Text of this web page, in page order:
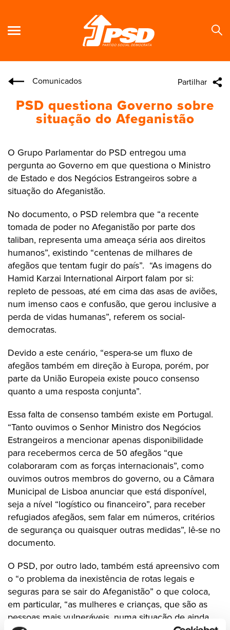
Comunicados Partilhar
PSD questiona Governo sobre
situação do Afeganistão
O Grupo Parlamentar do PSD entregou uma
pergunta ao Governo em que questiona o Ministro
de Estado e dos Negócios Estrangeiros sobre a
situação do Afeganistão.
No documento, o PSD relembra que “a recente
tomada de poder no Afeganistão por parte dos
taliban, representa uma ameaça séria aos direitos
humanos”, existindo “centenas de milhares de
afegãos que tentam fugir do país”. “As imagens do
Hamid Karzai International Airport falam por si:
repleto de pessoas, até em cima das asas de aviões,
num imenso caos e confusão, que gerou inclusive a
perda de vidas humanas”, referem os social-
democratas.
Devido a este cenário, “espera-se um fluxo de
afegãos também em direção à Europa, porém, por
parte da União Europeia existe pouco consenso
quanto a uma resposta conjunta”.
Essa falta de consenso também existe em Portugal.
“Tanto ouvimos o Senhor Ministro dos Negócios
Estrangeiros a mencionar apenas disponibilidade
para recebermos cerca de 50 afegãos “que
colaboraram com as forças internacionais”, como
ouvimos outros membros do governo, ou a Câmara
Municipal de Lisboa anunciar que está disponível,
seja a nível “logístico ou financeiro”, para receber
refugiados afegãos, sem falar em números, critérios
de segurança ou quaisquer outras medidas”, lê-se no
documento.
O PSD, por outro lado, também está apreensivo com
o “o problema da inexistência de rotas legais e
seguras para se sair do Afeganistão” o que coloca,
em particular, “as mulheres e crianças, que são as
pessoas mais vulneráveis, numa situação de ainda